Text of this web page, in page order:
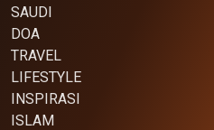
SAUDI
DOA
TRAVEL
LIFESTYLE
INSPIRASI
ISLAM